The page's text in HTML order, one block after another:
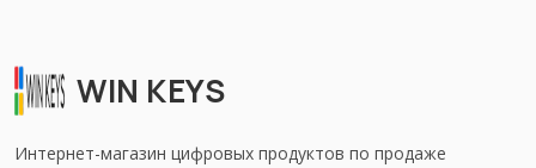
WIN KEYS
Интернет-магазин цифровых продуктов по продаже